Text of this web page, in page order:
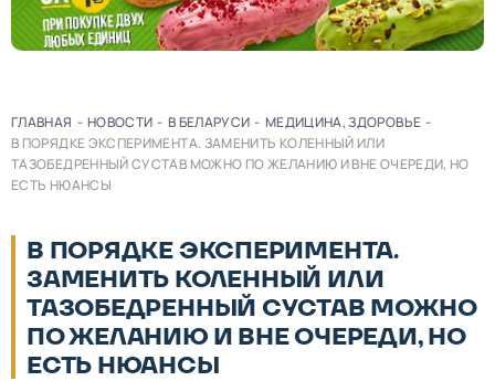
ГЛАВНАЯ - НОВОСТИ - В БЕЛАРУСИ - МЕДИЦИНА, ЗДОРОВЬЕ -
В ПОРЯДКЕ ЭКСПЕРИМЕНТА. ЗАМЕНИТЬ КОЛЕННЫЙ ИЛИ
ТАЗОБЕДРЕННЫЙ СУСТАВ МОЖНО ПО ЖЕЛАНИЮ И ВНЕ ОЧЕРЕДИ, НО
ЕСТЬ НЮАНСЫ
В ПОРЯДКЕ ЭКСПЕРИМЕНТА.
ЗАМЕНИТЬ КОЛЕННЫЙ ИЛИ
ТАЗОБЕДРЕННЫЙ СУСТАВ МОЖНО
ПО ЖЕЛАНИЮ И ВНЕ ОЧЕРЕДИ, НО
ЕСТЬ НЮАНСЫ